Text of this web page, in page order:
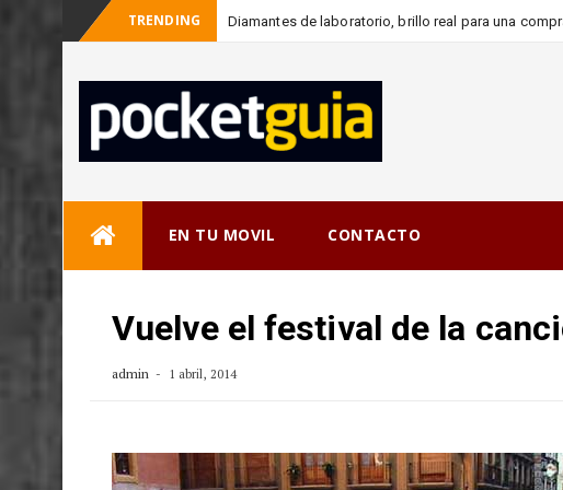
TRENDING Diamantes de laboratorio, brillo real para una
EN TU MOVIL CONTACTO
Vuelve el festival de la